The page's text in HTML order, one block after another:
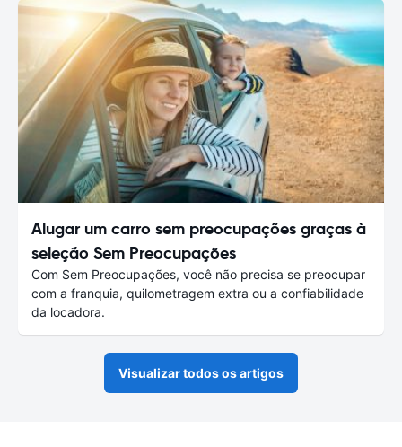
Alugar um carro sem preocupações graças à
seleção Sem Preocupações
Com Sem Preocupações, você não precisa se preocupar
com a franquia, quilometragem extra ou a confiabilidade
da locadora.
Visualizar todos os artigos